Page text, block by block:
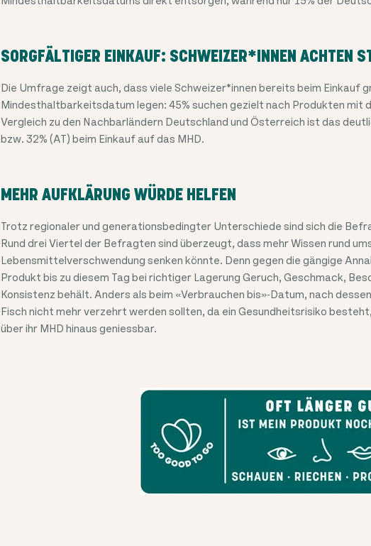
SORGFÄLTIGER EINKAUF: SCHWEIZER*INNEN ACHTEN
Die Umfrage zeigt auch, dass viele Schweizer*innen bereits beim Einkauf
Mindesthaltbarkeitsdatum legen: 45% suchen gezielt nach Produkten mit
Vergleich zu den Nachbarländern Deutschland und Österreich ist das
bzw. 32% (AT) beim Einkauf auf das MHD.
MEHR AUFKLÄRUNG WÜRDE HELFEN
Trotz regionaler und generationsbedingter Unterschiede sind sich die
Rund drei Viertel der Befragten sind überzeugt, dass mehr Wissen rund
Lebensmittelverschwendung senken könnte. Denn gegen die gängige
Produkt bis zu diesem Tag bei richtiger Lagerung Geruch, Geschmack,
Konsistenz behält. Anders als beim «Verbrauchen bis»-Datum, nach
Fisch nicht mehr verzehrt werden sollten, da ein Gesundheitsrisiko
über ihr MHD hinaus geniessbar.